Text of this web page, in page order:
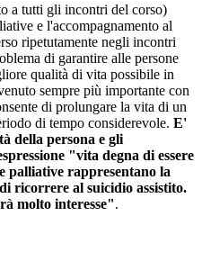
a tutti gli incontri del corso)
e l'accompagnamento al
ripetutamente negli incontri
di garantire alle persone
qualità di vita possibile in
sempre più importante con
di prolungare la vita di un
di tempo considerevole. E'
della persona e gli
"vita degna di essere
palliative rappresentano la
ricorrere al suicidio assistito.
molto interesse".